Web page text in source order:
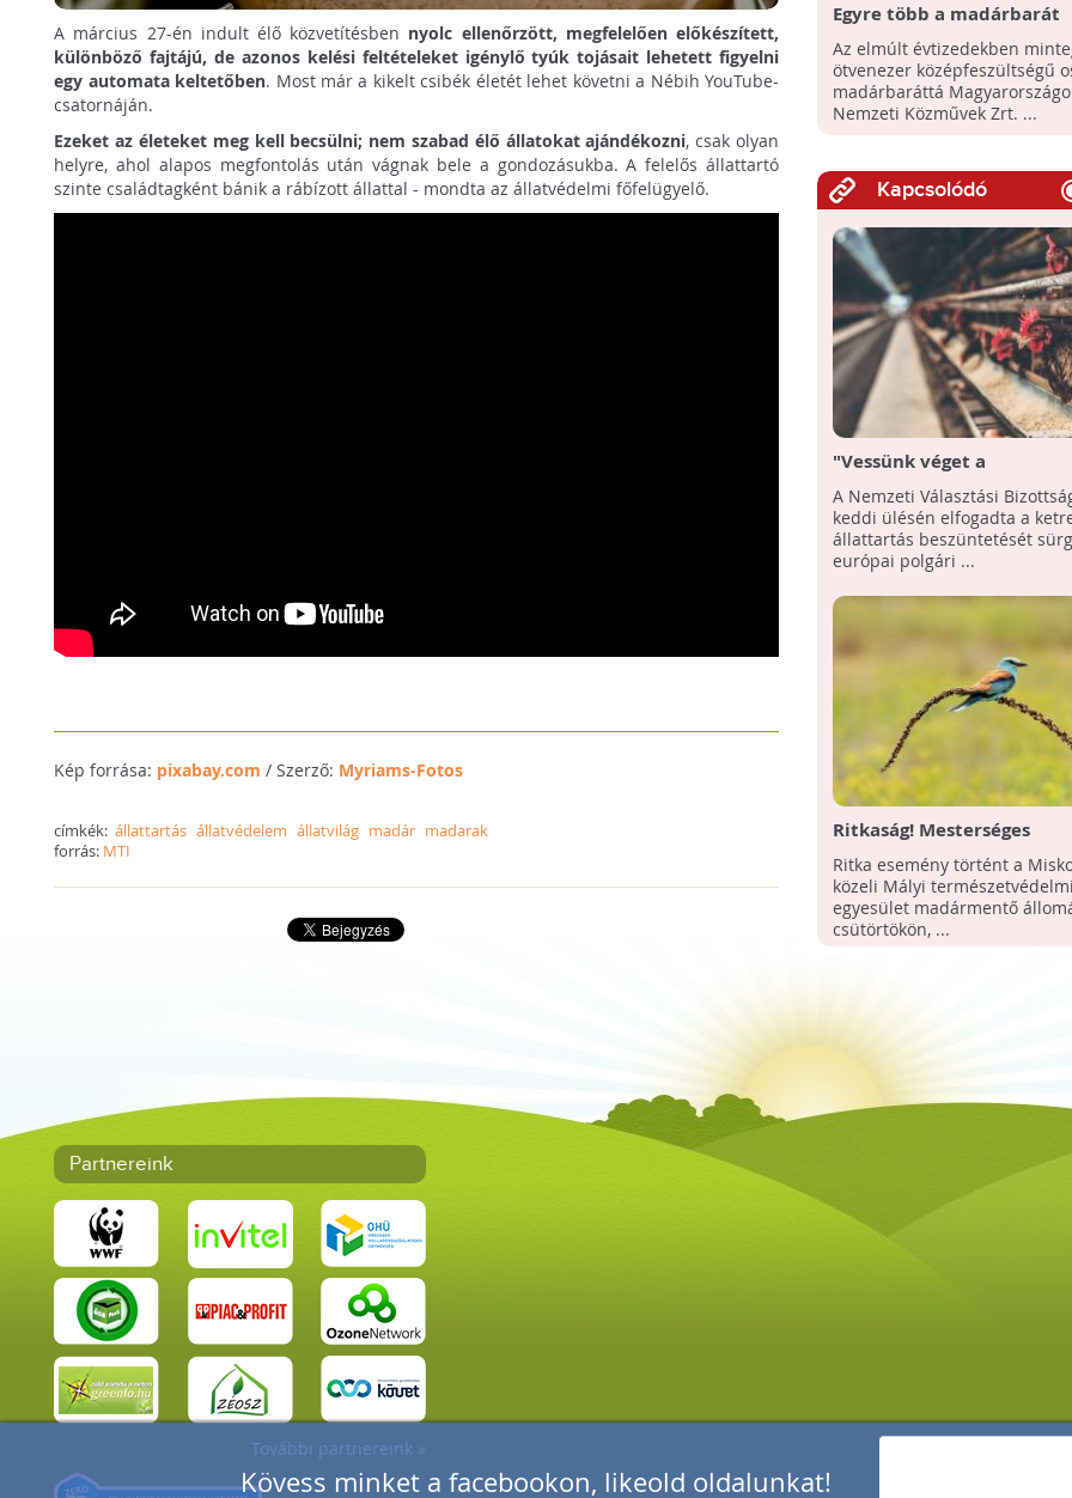
Kövess minket a facebookon, likeold oldalunkat!
A március 27-én indult élő közvetítésben nyolc ellenőrzött, megfelelően előkészített,
különböző fajtájú, de azonos kelési feltételeket igénylő tyúk tojásait lehetett figyelni
egy automata keltetőben. Most már a kikelt csibék életét lehet követni a Nébih YouTube-
csatornáján.
Ezeket az életeket meg kell becsülni; nem szabad élő állatokat ajándékozni, csak olyan
helyre, ahol alapos megfontolás után vágnak bele a gondozásukba. A felelős állattartó
szinte családtagként bánik a rábízott állattal - mondta az állatvédelmi főfelügyelő.
Kép forrása: pixabay.com / Szerző: Myriams-Fotos
címkék:állattartás állatvédelem állatvilág madár madarak
forrás: MTI
Egyre több a madárbarát
villanyoszlop
Az elmúlt évtizedekben
ötvenezer középfeszültségű
madárbaráttá
Nemzeti Közművek Zrt. ...
Kapcsolódó
"Vessünk véget a
ketreckorszaknak!" -
ketreces állattartás
sürgető polgári
A Nemzeti Választási
keddi ülésén elfogadta a
állattartás beszüntetését
európai polgári ...
Ritkaság! Mesterséges
környezetben keltek ki
szalakótafiókák a mályi
madármentő állomáson
Ritka esemény történt a
közeli Mályi természetvédelmi
egyesület madármentő
csütörtökön, ...
Partnereink
További partnereink »